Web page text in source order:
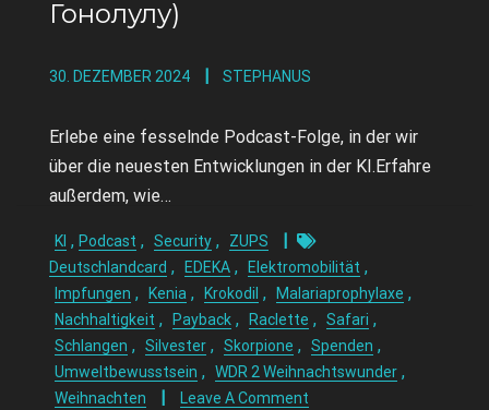
Гонолулу)
30. DEZEMBER 2024 STEPHANUS
Erlebe eine fesselnde Podcast-Folge, in der wir
über die neuesten Entwicklungen in der KI.Erfahre
außerdem, wie…
KI , Podcast , Security ,
ZUPS
Deutschlandcard , EDEKA , Elektromobilität ,
Impfungen , Kenia , Krokodil , Malariaprophylaxe ,
Nachhaltigkeit , Payback , Raclette , Safari ,
Schlangen , Silvester , Skorpione , Spenden ,
Umweltbewusstsein , WDR 2 Weihnachtswunder ,
Weihnachten Leave A Comment